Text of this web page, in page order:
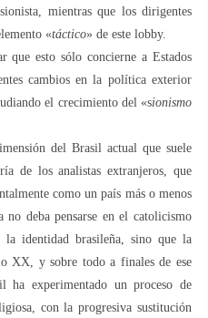
mientras que los dirigentes
«táctico» de este lobby.
que esto sólo concierne a Estados
cambios en la política exterior
el crecimiento del «sionismo
del Brasil actual que suele
de los analistas extranjeros, que
como un país más o menos
no deba pensarse en el catolicismo
identidad brasileña, sino que la
XX, y sobre todo a finales de ese
experimentado un proceso de
con la progresiva sustitución